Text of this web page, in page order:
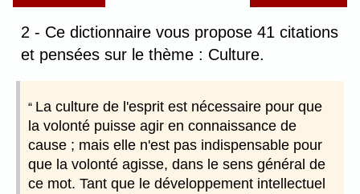
2 - Ce dictionnaire vous propose 41 citations
et pensées sur le thème : Culture.
La culture de l'esprit est nécessaire pour que
la volonté puisse agir en connaissance de
cause ; mais elle n'est pas indispensable pour
que la volonté agisse, dans le sens général de
ce mot. Tant que le développement intellectuel